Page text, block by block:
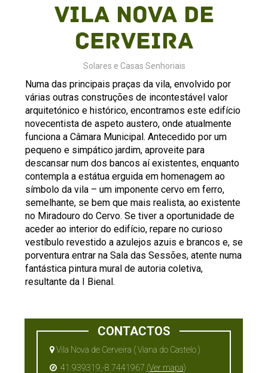
Vila Nova de
Cerveira
Solares e Casas Senhoriais
Numa das principais praças da vila, envolvido por
várias outras construções de incontestável valor
arquitetónico e histórico, encontramos este edifício
novecentista de aspeto austero, onde atualmente
funciona a Câmara Municipal. Antecedido por um
pequeno e simpático jardim, aproveite para
descansar num dos bancos aí existentes, enquanto
contempla a estátua erguida em homenagem ao
símbolo da vila – um imponente cervo em ferro,
semelhante, se bem que mais realista, ao existente
no Miradouro do Cervo. Se tiver a oportunidade de
aceder ao interior do edifício, repare no curioso
vestíbulo revestido a azulejos azuis e brancos e, se
porventura entrar na Sala das Sessões, atente numa
fantástica pintura mural de autoria coletiva,
resultante da I Bienal.
CONTACTOS
Vila Nova de Cerveira ( Viana do Castelo )
41.939319,-8.7441967 (Ver mapa)